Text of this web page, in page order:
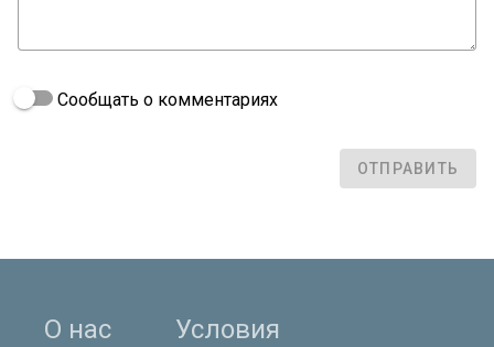
Сообщать о комментариях
ОТПРАВИТЬ
О нас Условия